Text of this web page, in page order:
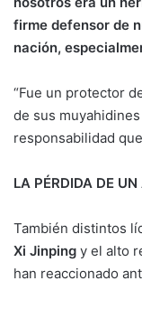
firme defensor de
nación,
“Fue un protector
de sus
responsabilidad
LA PÉRDIDA DE
También distintos
Xi Jinping y el alto
han reaccionado